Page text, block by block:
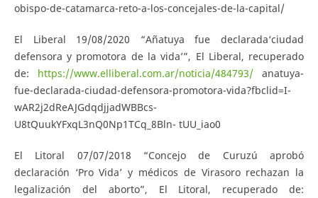
obispo-de-catamarca-reto-a-los-concejales-de-la-capital/
El Liberal 19/08/2020 “Añatuya fue declarada‘ciudad
defensora y promotora de la vida’”, El Liberal, recuperado
de: https://www.elliberal.com.ar/noticia/484793/ anatuya-
fue-declarada-ciudad-defensora-promotora-vida?fbclid=I-
wAR2j2dReAJGdqdjjadWBBcs-
U8tQuukYFxqL3nQ0Np1TCq_8Bln- tUU_iao0
El Litoral 07/07/2018 “Concejo de Curuzú aprobó
declaración ‘Pro Vida’ y médicos de Virasoro rechazan la
legalización del aborto”, El Litoral, recuperado de: